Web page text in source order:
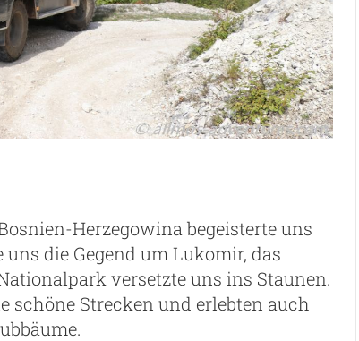
Herzegowina begeisterte uns
die Gegend um Lukomir, das
versetzte uns ins Staunen.
Strecken und erlebten auch